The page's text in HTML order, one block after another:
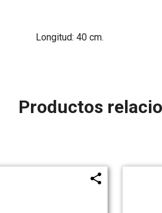
Longitud: 40 cm.
Productos